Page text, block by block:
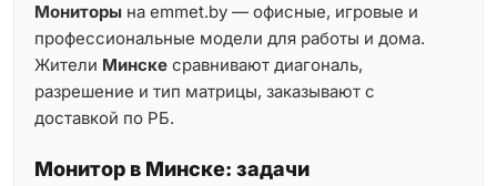
Мониторы на emmet.by — офисные, игровые и
профессиональные модели для работы и дома.
Жители Минске сравнивают диагональ,
разрешение и тип матрицы, заказывают с
доставкой по РБ.
Монитор в Минске: задачи